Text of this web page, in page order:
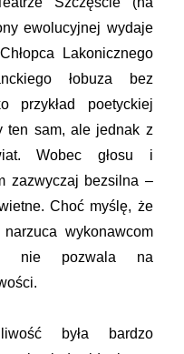
ewolucyjnej wydaje
Lakonicznego
łobuza bez
przykład poetyckiej
ten sam, ale jednak z
Wobec głosu i
zazwyczaj bezsilna –
Choć myślę, że
wykonawcom
i nie pozwala na
była bardzo